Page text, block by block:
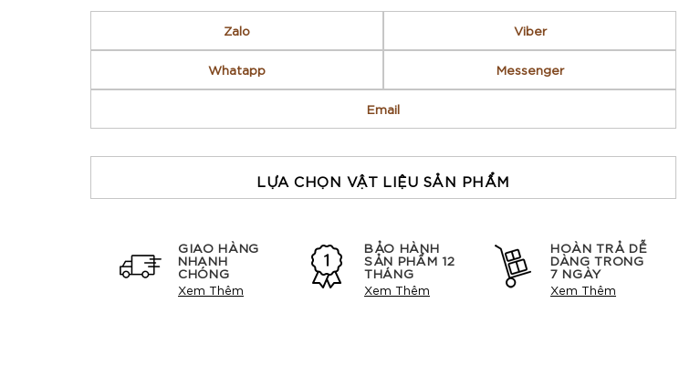
Zalo Viber
Whatapp Messenger
Email
LỰA CHỌN VẬT LIỆU SẢN PHẨM
GIAO HÀNG
NHANH
CHÓNG
Xem Thêm
BẢO HÀNH
SẢN PHẨM 12
THÁNG
Xem Thêm
HOÀN TRẢ DỄ
DÀNG TRONG
7 NGÀY
Xem Thêm